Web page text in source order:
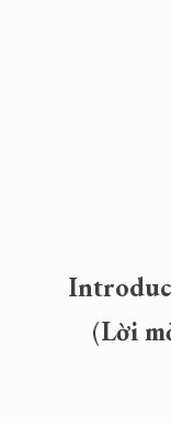
(Lời